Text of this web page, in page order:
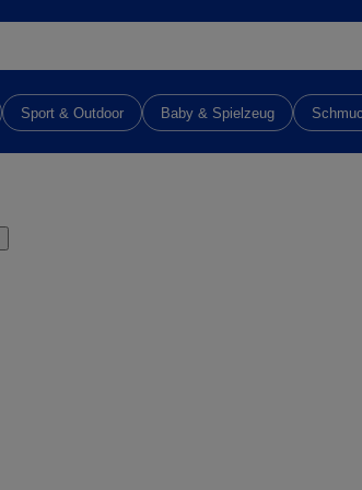
Sport & Outdoor Baby & Spielzeug